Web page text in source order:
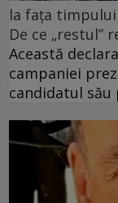
la fața timpului
De ce „restul”
Această
campaniei
candidatul său